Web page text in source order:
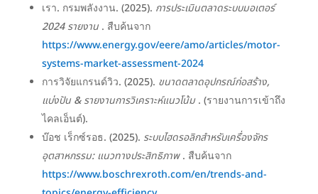
เรา. กรมพลังงาน. (2025). การประเมินตลาดระบบมอเตอร์
2024 รายงาน . สืบค้นจาก
https://www.energy.gov/eere/amo/articles/motor-
systems-market-assessment-2024
การวิจัยแกรนด์วิว. (2025). ขนาดตลาดอุปกรณ์ก่อสร้าง,
แบ่งปัน & รายงานการวิเคราะห์แนวโน้ม. (รายงานการเข้าถึง
ไคลเอ็นต์).
บ๊อช เร็กซ์รอธ. (2025). ระบบไฮดรอลิกสำหรับเครื่องจักร
อุตสาหกรรม: แนวทางประสิทธิภาพ. สืบค้นจาก
https://www.boschrexroth.com/en/trends-and-